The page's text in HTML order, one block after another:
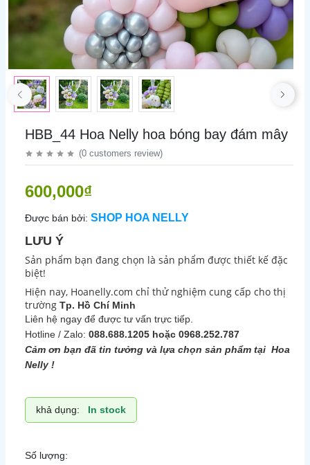
HBB_44 Hoa Nelly hoa bóng bay đám mây
(0 customers review)
600,000₫
Được bán bởi: SHOP HOA NELLY
LƯU Ý
Sản phẩm bạn đang chọn là sản phẩm được thiết kế đặc
biệt!
Hiện nay, Hoanelly.com chỉ thử nghiệm cung cấp cho thị
trường Tp. Hồ Chí Minh
Liên hệ ngay để được tư vấn trực tiếp.
Hotline / Zalo: 088.688.1205 hoặc 0968.252.787
Cảm ơn bạn đã tin tưởng và lựa chọn sản phẩm tại Hoa
Nelly !
khả dụng: In stock
Số lượng: